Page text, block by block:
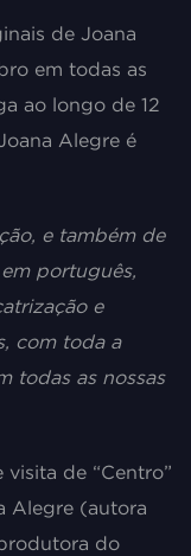
de Joana
em todas as
ao longo de 12
Alegre é
e também de
português,
e
com toda a
todas as nossas
de “Centro”
Alegre (autora
do